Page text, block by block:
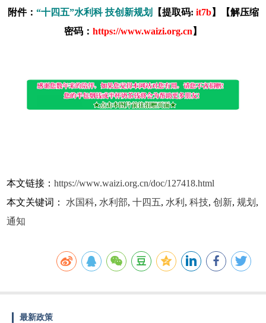
附件： “十四五”水利科 技创新规划 【提取码: it7b】【解压缩
密码： https://www.waizi.org.cn 】
本文链接：https://www.waizi.org.cn/doc/127418.html
本文关键词：水国科,水利部,十四五,水利 ,科技,创新,规划 ,
通知
最新政策